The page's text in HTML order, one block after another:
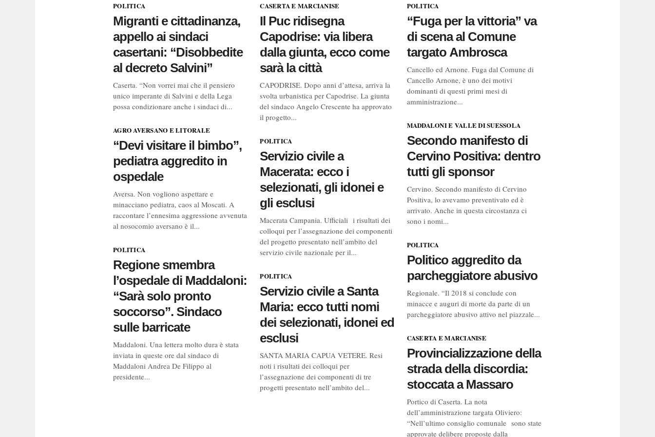
POLITICA
Migranti e cittadinanza,
appello ai sindaci
casertani: “Disobbedite
al decreto Salvini”
Caserta. “Non vorrei mai che il pensiero
unico imperante di Salvini e della Lega
possa condizionare anche i sindaci di...
AGRO AVERSANO E LITORALE
“Devi visitare il bimbo”,
pediatra aggredito in
ospedale
Aversa. Non vogliono aspettare e
minacciano pediatra, caos al Moscati. A
raccontare l’ennesima aggressione avvenuta
al nosocomio aversano è il...
POLITICA
Regione smembra
l’ospedale di Maddaloni:
“Sarà solo pronto
soccorso”. Sindaco
sulle barricate
Maddaloni. Una lettera molto dura è stata
inviata in queste ore dal sindaco di
Maddaloni Andrea De Filippo al
presidente...
CASERTA E MARCIANISE
Il Puc ridisegna
Capodrise: via libera
dalla giunta, ecco come
sarà la città
CAPODRISE. Dopo anni d’attesa, arriva la
svolta urbanistica per Capodrise. La giunta
del sindaco Angelo Crescente ha approvato
il progetto...
POLITICA
Servizio civile a
Macerata: ecco i
selezionati, gli idonei e
gli esclusi
Macerata Campania. Ufficiali i risultati dei
colloqui per l’assegnazione dei componenti
del progetto presentato nell’ambito del
servizio civile nazionale per il...
POLITICA
Servizio civile a Santa
Maria: ecco tutti nomi
dei selezionati, idonei ed
esclusi
SANTA MARIA CAPUA VETERE. Resi
noti i risultati dei colloqui per
l’assegnazione dei componenti di tre
progetti presentato nell’ambito del...
POLITICA
“Fuga per la vittoria” va
di scena al Comune
targato Ambrosca
Cancello ed Arnone. Fuga dal Comune di
Cancello Arnone, è uno dei motivi
dominanti di questi primi mesi di
amministrazione...
MADDALONI E VALLE DI SUESSOLA
Secondo manifesto di
Cervino Positiva: dentro
tutti gli sponsor
Cervino. Secondo manifesto di Cervino
Positiva, lo avevamo preventivato ed è
arrivato. Anche in questa circostanza ci
sono i nomi...
POLITICA
Politico aggredito da
parcheggiatore abusivo
Regionale. “Il 2018 si conclude con
minacce e auguri di morte da parte di un
parcheggiatore abusivo attivo nel piazzale...
CASERTA E MARCIANISE
Provincializzazione della
strada della discordia:
stoccata a Massaro
Portico di Caserta. La nota
dell’amministrazione targata Oliviero:
“Nell’ultimo consiglio comunale sono state
approvate delibere proposte dalla